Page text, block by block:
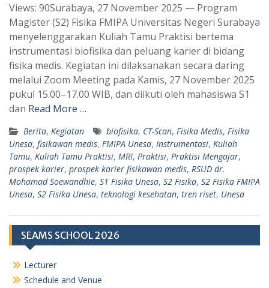
a
t
s
A
p
p
l
e
g
r
a
m
Views: 90Surabaya, 27 November 2025 — Program
Magister (S2) Fisika FMIPA Universitas Negeri Surabaya
menyelenggarakan Kuliah Tamu Praktisi bertema
instrumentasi biofisika dan peluang karier di bidang
fisika medis. Kegiatan ini dilaksanakan secara daring
melalui Zoom Meeting pada Kamis, 27 November 2025
pukul 15.00–17.00 WIB, dan diikuti oleh mahasiswa S1
dan Read More …
Berita, Kegiatan biofisika, CT-Scan, Fisika Medis, Fisika
Unesa, fisikawan medis, FMIPA Unesa, Instrumentasi, Kuliah
Tamu, Kuliah Tamu Praktisi, MRI, Praktisi, Praktisi Mengajar,
prospek karier, prospek karier fisikawan medis, RSUD dr.
Mohamad Soewandhie, S1 Fisika Unesa, S2 Fisika, S2 Fisika FMIPA
Unesa, S2 Fisika Unesa, teknologi kesehatan, tren riset, Unesa
SEAMS SCHOOL 2026
Lecturer
Schedule and Venue